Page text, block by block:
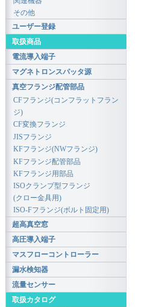
その他
ユーザー登録
取扱商品
電流導入端子
マグネトロンスパッタ源
真空フランジ配管部品
CFフランジ(コンフラットフラン
ジ)
CF変換フランジ
JISフランジ
KFフランジ(NWフランジ)
KFフランジ配管部品
KFフランジ用部品
ISOクランプ型フランジ
(クロー金具用)
ISO-Fフランジ(ボルト固定用)
超高真空窓
高圧導入端子
マスフローコントローラー
漏水検知器
流量センサー
取扱カタログ